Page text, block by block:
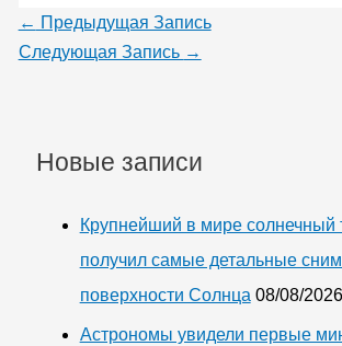
← Предыдущая Запись
Следующая Запись →
Новые записи
Крупнейший в мире солнечный
получил самые детальные
поверхности Солнца 08/08/2026
Астрономы увидели первые